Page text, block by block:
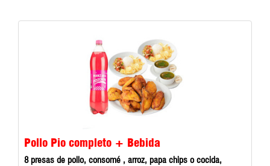
Pollo Pio completo + Bebida
8 presas de pollo, consomé , arroz, papa chips o cocida,